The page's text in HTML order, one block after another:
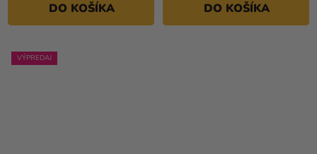
DO KOŠÍKA DO KOŠÍKA
VÝPREDAJ